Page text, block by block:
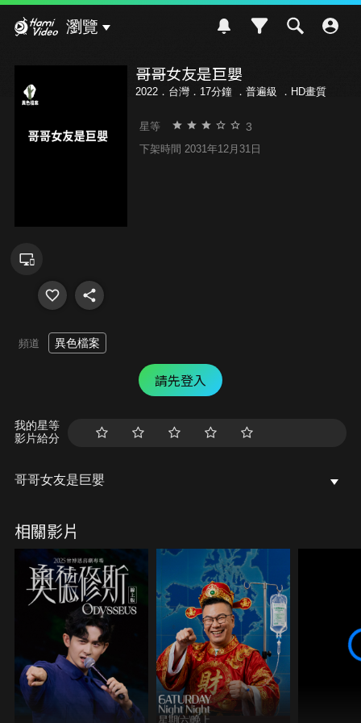
瀏覽
哥哥女友是巨嬰
2022．台灣．17分鐘 ． 普遍級 ．HD畫質
星等 3
下架時間 2031年12月31日
頻道 異色檔案
請先登入
我的星等
影片給分
哥哥女友是巨嬰
相關影片